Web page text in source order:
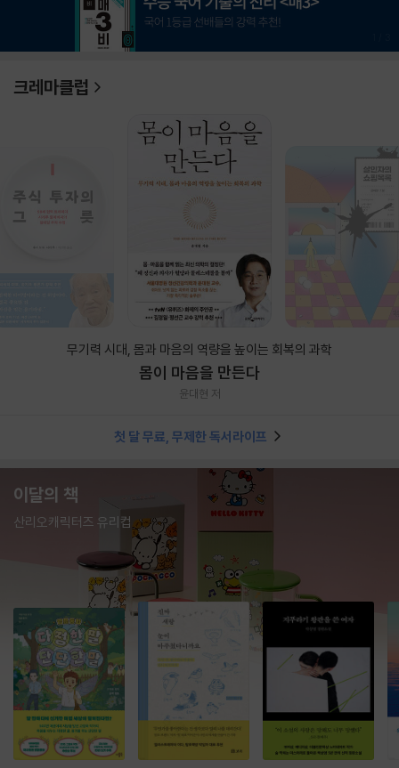
크레마클럽
무기력 시대, 몸과 마음의 역량을 높이는 회복의 과학
몸이 마음을 만든다
윤대현 저
첫 달 무료, 무제한 독서라이프
이달의 책
산리오캐릭터즈 유리컵